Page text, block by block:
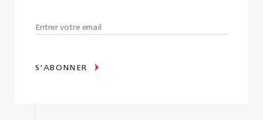
S'ABONNER